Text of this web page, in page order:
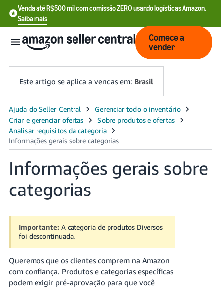
Venda até R$500 mil com comissão ZERO usando logísticas Amazon.
Saiba mais
English
- US
中
文
-
CN
Comece a
vender
Este artigo se aplica a vendas em: Brasil
Informações gerais sobre
categorias
Importante: A categoria de produtos Diversos
foi descontinuada.
Queremos que os clientes comprem na Amazon
com confiança. Produtos e categorias específicas
podem exigir pré-aprovação para que você